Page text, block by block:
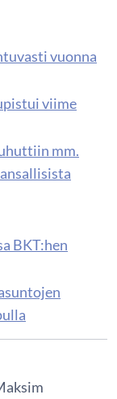
vuonna
viime
mm.
BKT:hen